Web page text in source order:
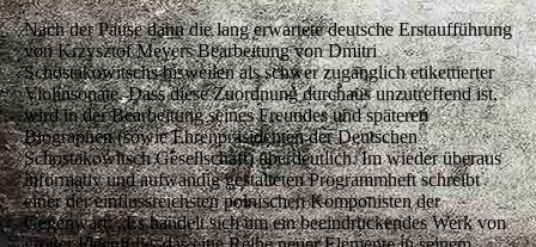
Nach der Pause dann die lang erwartete deutsche Erstaufführung
von Krzysztof Meyers Bearbeitung von Dmitri
Schostakowitschs bisweilen als schwer zugänglich etikettierter
Violinsonate. Dass diese Zuordnung durchaus unzutreffend ist,
wird in der Bearbeitung seines Freundes und späteren
Biographen (sowie Ehrenpräsidenten der Deutschen
Schostakowitsch Gesellschaft) überdeutlich. Im wieder überaus
informativ und aufwändig gestalteten Programmheft schreibt
einer der einflussreichsten polnischen Komponisten der
Gegenwart: „Es handelt sich um ein beeindruckendes Werk von